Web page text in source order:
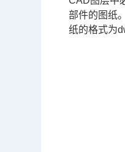
部件的图纸
纸的格式为